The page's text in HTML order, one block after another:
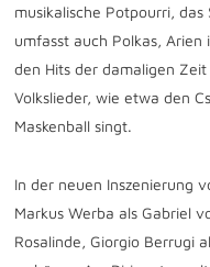
musikalische Potpourri,
umfasst auch Polkas,
den Hits der damaligen
Volkslieder, wie etwa den
Maskenball singt.
In der neuen Inszenierung
Markus Werba als Gabriel
Rosalinde, Giorgio Berrugi